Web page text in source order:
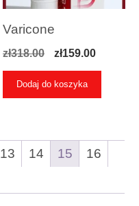
Varicone
zł318.00
Pierwotna
cena
wynosiła:
zł159.00
cena
Dodaj do koszyka
13 14 15
16